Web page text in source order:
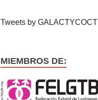
Tweets by GALACTYCOCT
MIEMBROS DE: